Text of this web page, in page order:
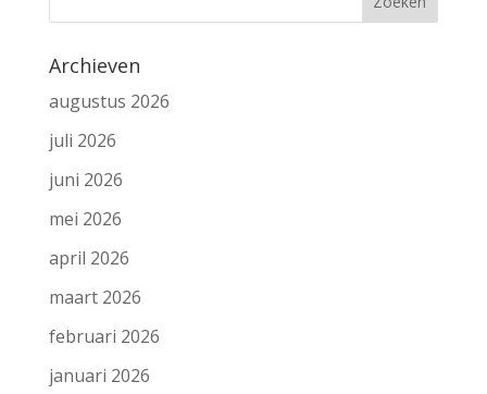
Archieven
augustus 2026
juli 2026
juni 2026
mei 2026
april 2026
maart 2026
februari 2026
januari 2026